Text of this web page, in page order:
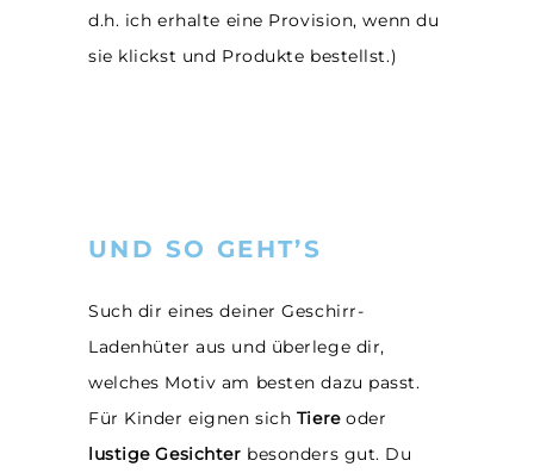
d.h. ich erhalte eine Provision, wenn du
sie klickst und Produkte bestellst.)
UND SO GEHT’S
Such dir eines deiner Geschirr-
Ladenhüter aus und überlege dir,
welches Motiv am besten dazu passt.
Für Kinder eignen sich Tiereoder
lustige Gesichter besonders gut. Du